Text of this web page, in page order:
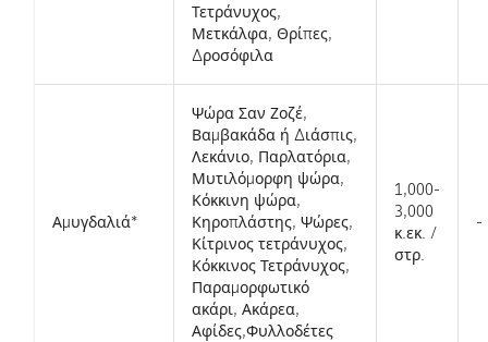
Τετράνυχος,
Μετκάλφα, Θρίπες,
Δροσόφιλα
Αμυγδαλιά*
Ψώρα Σαν Ζοζέ,
Βαμβακάδα ή Διάσπις,
Λεκάνιο, Παρλατόρια,
Μυτιλόμορφη ψώρα,
Κόκκινη ψώρα,
Κηροπλάστης, Ψώρες,
Κίτρινος τετράνυχος,
Κόκκινος Τετράνυχος,
Παραμορφωτικό
ακάρι, Ακάρεα,
Αφίδες,Φυλλοδέτες
1,000-
3,000
κ.εκ. /
στρ.
-